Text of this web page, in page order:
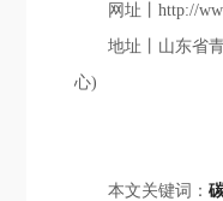
网址丨http://
地址丨山东省
心)
本文关键词：